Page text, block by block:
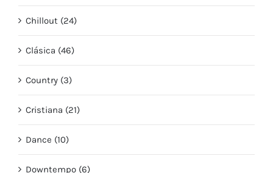
Chillout (24)
Clásica (46)
Country (3)
Cristiana (21)
Dance (10)
Downtempo (6)